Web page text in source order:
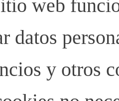
web
datos
y otros